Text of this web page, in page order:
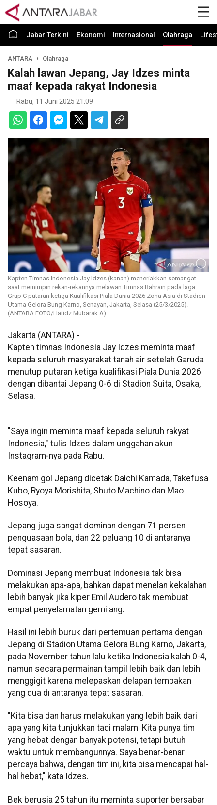
Jabar Terkini Ekonomi Internasional Olahraga
ANTARA Olahraga
Kalah lawan Jepang, Jay Idzes minta
maaf kepada rakyat Indonesia
Rabu, 11 Juni 2025 21:09
Kapten Timnas Indonesia Jay Idzes (kanan) meneriakkan semangat
saat memimpin rekan-rekannya melawan Timnas Bahrain pada laga
Grup C putaran ketiga Kualifikasi Piala Dunia 2026 Zona Asia di Stadion
Utama Gelora Bung Karno, Senayan, Jakarta, Selasa (25/3/2025).
(ANTARA FOTO/Hafidz Mubarak A)
Jakarta (ANTARA) -
Kapten timnas Indonesia Jay Idzes meminta maaf
kepada seluruh masyarakat tanah air setelah Garuda
menutup putaran ketiga kualifikasi Piala Dunia 2026
dengan dibantai Jepang 0-6 di Stadion Suita, Osaka,
Selasa.
"Saya ingin meminta maaf kepada seluruh rakyat
Indonesia," tulis Idzes dalam unggahan akun
Instagram-nya pada Rabu.
Keenam gol Jepang dicetak Daichi Kamada, Takefusa
Kubo, Ryoya Morishita, Shuto Machino dan Mao
Hosoya.
Jepang juga sangat dominan dengan 71 persen
penguasaan bola, dan 22 peluang 10 di antaranya
tepat sasaran.
Dominasi Jepang membuat Indonesia tak bisa
melakukan apa-apa, bahkan dapat menelan kekalahan
lebih banyak jika kiper Emil Audero tak membuat
empat penyelamatan gemilang.
Hasil ini lebih buruk dari pertemuan pertama dengan
Jepang di Stadion Utama Gelora Bung Karno, Jakarta,
pada November tahun lalu ketika Indonesia kalah 0-4,
namun secara permainan tampil lebih baik dan lebih
menggigit karena melepaskan delapan tembakan
yang dua di antaranya tepat sasaran.
"Kita bisa dan harus melakukan yang lebih baik dari
apa yang kita tunjukkan tadi malam. Kita punya tim
yang hebat dengan banyak potensi, tetapi butuh
waktu untuk membangunnya. Saya benar-benar
percaya bahwa, dengan tim ini, kita bisa mencapai hal-
hal hebat," kata Idzes.
Bek berusia 25 tahun itu meminta suporter bersabar